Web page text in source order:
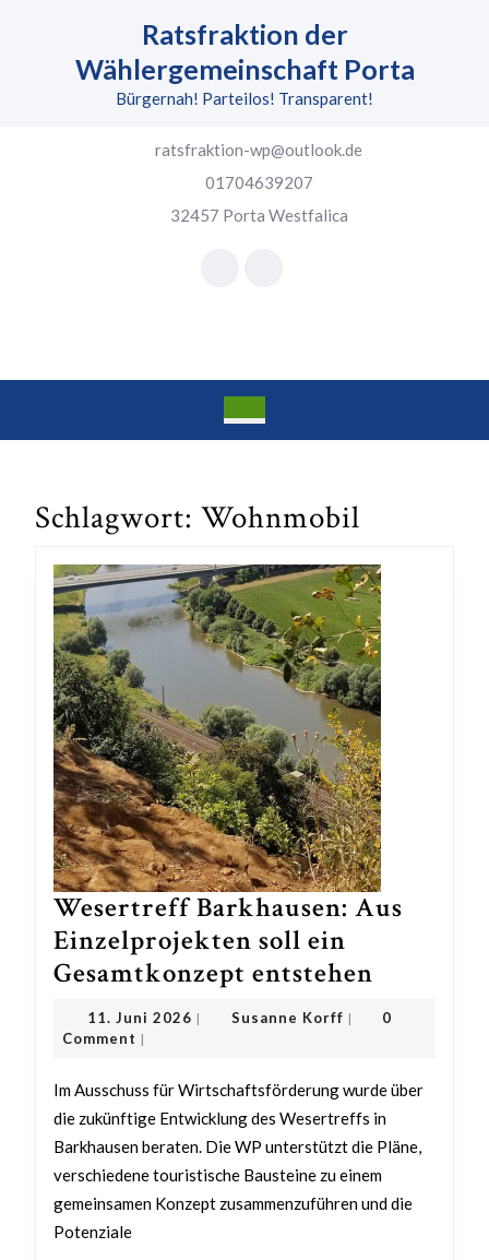
Ratsfraktion der
Wählergemeinschaft Porta
Bürgernah! Parteilos! Transparent!
ratsfraktion-wp@outlook.de
01704639207
32457 Porta Westfalica
Schlagwort: Wohnmobil
Wesertreff Barkhausen: Aus
Einzelprojekten soll ein
Gesamtkonzept entstehen
soll
ein
11. Juni 2026 11.
| Susanne KorffSusanne
|
0
Comment |
Im Ausschuss für Wirtschaftsförderung wurde über
die zukünftige Entwicklung des Wesertreffs in
Barkhausen beraten. Die WP unterstützt die Pläne,
verschiedene touristische Bausteine zu einem
gemeinsamen Konzept zusammenzuführen und die
Potenziale